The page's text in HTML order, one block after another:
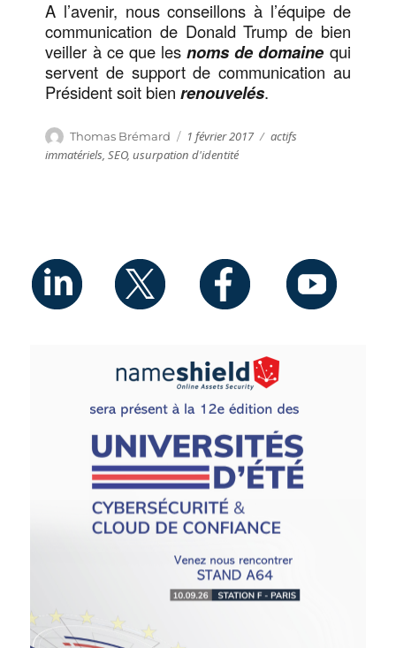
A l’avenir, nous conseillons à l’équipe de
communication de Donald Trump de bien
veiller à ce que lesnoms de domaine qui
servent de support de communication au
Président soit bienrenouvelés.
Auteur
Thomas Brémard Publié
le
1 février 2017 Catégories
actifs
immatériels,SEO,usurpation d'identité